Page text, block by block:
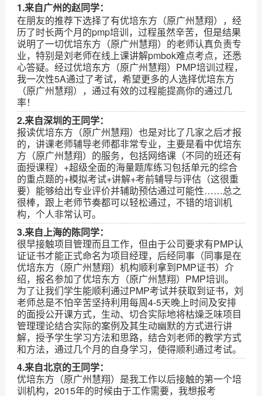
1.来自广州的赵同学：
在朋友的推荐下选择了有优培东方（原广州慧翔），经
历了时长两个月的pmp培训，过程虽然辛苦，但是结果
说明了一切优培东方（原广州慧翔）的老师认真负责专
业，特别是刘老师在线上课讲解pmbok难点考点，还悉
心答疑。经过优培东方（原广州慧翔）PMP培训过程，
我一次性5A通过了考试，希望更多的人选择优培东方
（原广州慧翔），通过有效的过程能提高你的通过几
率！
2.来自深圳的王同学：
报读优培东方（原广州慧翔）也是对比了几家之后才报
的，讲课老师辅导老师都非常专业，主要是看中优培东
方（原广州慧翔）的服务，包括网络课（不同的班还有
面授课程）+超级全面的海量题库练习包括单元的综合
的重点题的+模拟考试+讲解+考前辅导与评估（这很重
要）能够给出专业评价并辅助预估通过可能性……总之
很棒，跟上老师节奏都可以轻松通过，不错的培训机
构，个人非常认可。
3.来自上海的陈同学：
很早接触项目管理而且工作，但由于公司要求有PMP认
证证书才能正式命名为项目经理，后经同事（同事是在
优培东方（原广州慧翔）机构顺利拿到PMP证书）介
绍，报名参加了优培东方（原广州慧翔）PMP培训。
为了让我们学生能顺利通过PMP考试并获取到证书，刘
老师总是不怕辛苦坚持利用每周4-5天晚上时间及安排
的面授公开课方式，生动、切合实际地将枯燥乏味项目
管理理论结合实际的案例及其生动幽默的方式进行讲
解，授予学生学习方法和思路，结合刘老师的教学方式
和方法，通过几个月的自身学习，使得顺利通过考试。
4.来自北京的王同学：
优培东方（原广州慧翔）是我工作以后接触的第一个培
训机构，2015年的时候由于工作需要，我想报考